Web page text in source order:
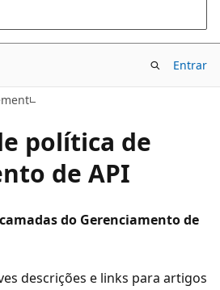
Entrar
política de
de API
do Gerenciamento de
descrições e links para artigos